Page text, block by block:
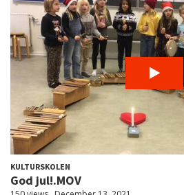
KULTURSKOLEN
God jul!.MOV